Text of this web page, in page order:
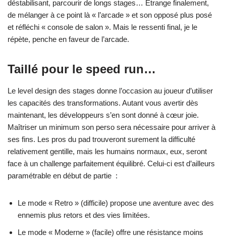
déstabilisant, parcourir de longs stages… Etrange finalement,
de mélanger à ce point là « l’arcade » et son opposé plus posé
et réfléchi « console de salon ». Mais le ressenti final, je le
répète, penche en faveur de l’arcade.
Taillé pour le speed run…
Le level design des stages donne l’occasion au joueur d’utiliser
les capacités des transformations. Autant vous avertir dès
maintenant, les développeurs s’en sont donné à cœur joie.
Maîtriser un minimum son perso sera nécessaire pour arriver à
ses fins. Les pros du pad trouveront surement la difficulté
relativement gentille, mais les humains normaux, eux, seront
face à un challenge parfaitement équilibré. Celui-ci est d’ailleurs
paramétrable en début de partie :
Le mode « Retro » (difficile) propose une aventure avec des
ennemis plus retors et des vies limitées.
Le mode « Moderne » (facile) offre une résistance moins